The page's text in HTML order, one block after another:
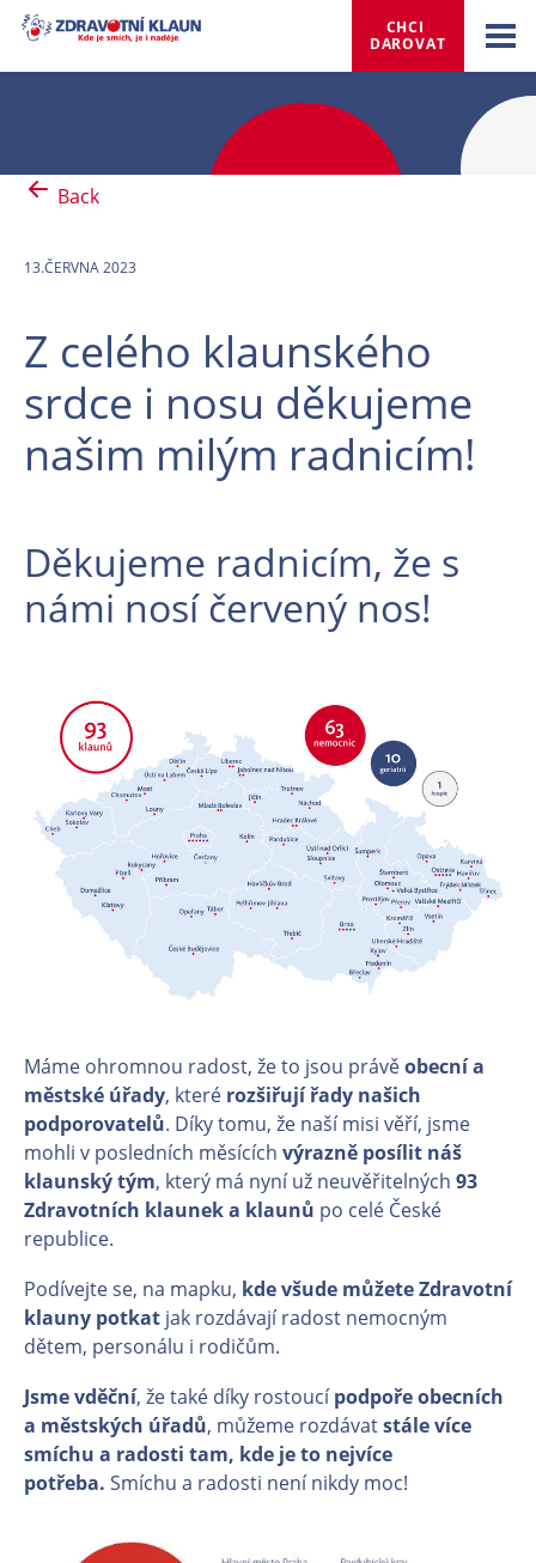
CHCI
DAROVAT
Back
13.ČERVNA 2023
Z celého klaunského
srdce i nosu děkujeme
našim milým radnicím!
Děkujeme radnicím, že s
námi nosí červený nos!
Máme ohromnou radost, že to jsou právěobecní a
městské úřady, které rozšiřují řady našich
podporovatelů. Díky tomu, že naší misi věří, jsme
mohli v posledních měsících výrazně posílit náš
klaunský tým, který má nyní už neuvěřitelných 93
Zdravotních klaunek a klaunů po celé České
republice.
Podívejte se, na mapku, kde všude můžete Zdravotní
klauny potkat jak rozdávají radost nemocným
dětem, personálu i rodičům.
Jsme vděční, že také díky rostoucípodpoře obecních
a městských úřadů, můžeme rozdávatstále více
smíchu a radosti tam, kde je to nejvíce
potřeba. Smíchu a radosti není nikdy moc!